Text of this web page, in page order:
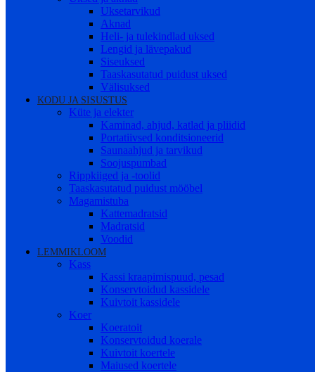
Uksetarvikud
Aknad
Heli- ja tulekindlad uksed
Lengid ja lävepakud
Siseuksed
Taaskasutatud puidust uksed
Välisuksed
KODU JA SISUSTUS
Küte ja elekter
Kaminad, ahjud, katlad ja pliidid
Portatiivsed konditsioneerid
Saunaahjud ja tarvikud
Soojuspumbad
Rippkiiged ja -toolid
Taaskasutatud puidust mööbel
Magamistuba
Kattemadratsid
Madratsid
Voodid
LEMMIKLOOM
Kass
Kassi kraapimispuud, pesad
Konservtoidud kassidele
Kuivtoit kassidele
Koer
Koeratoit
Konservtoidud koerale
Kuivtoit koertele
Maiused koertele